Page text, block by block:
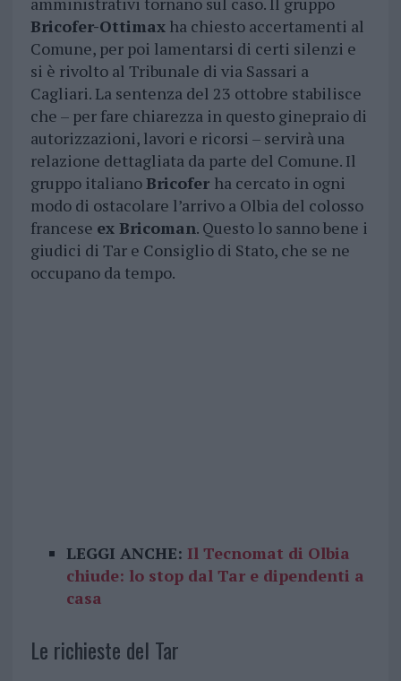
Bricofer-Ottimaxha chiesto accertamenti al
Comune, per poi lamentarsi di certi silenzi e
si è rivolto al Tribunale di via Sassari a
Cagliari. La sentenza del 23 ottobre stabilisce
che – per fare chiarezza in questo ginepraio di
autorizzazioni, lavori e ricorsi – servirà una
relazione dettagliata da parte del Comune. Il
gruppo italianoBricofer ha cercato in ogni
modo di ostacolare l’arrivo a Olbia del colosso
francese ex Bricoman. Questo lo sanno bene i
giudici di Tar e Consiglio di Stato, che se ne
occupano da tempo.
LEGGI ANCHE: Il Tecnomat di Olbia
chiude: lo stop dal Tar e dipendenti a
casa
Le richieste del Tar